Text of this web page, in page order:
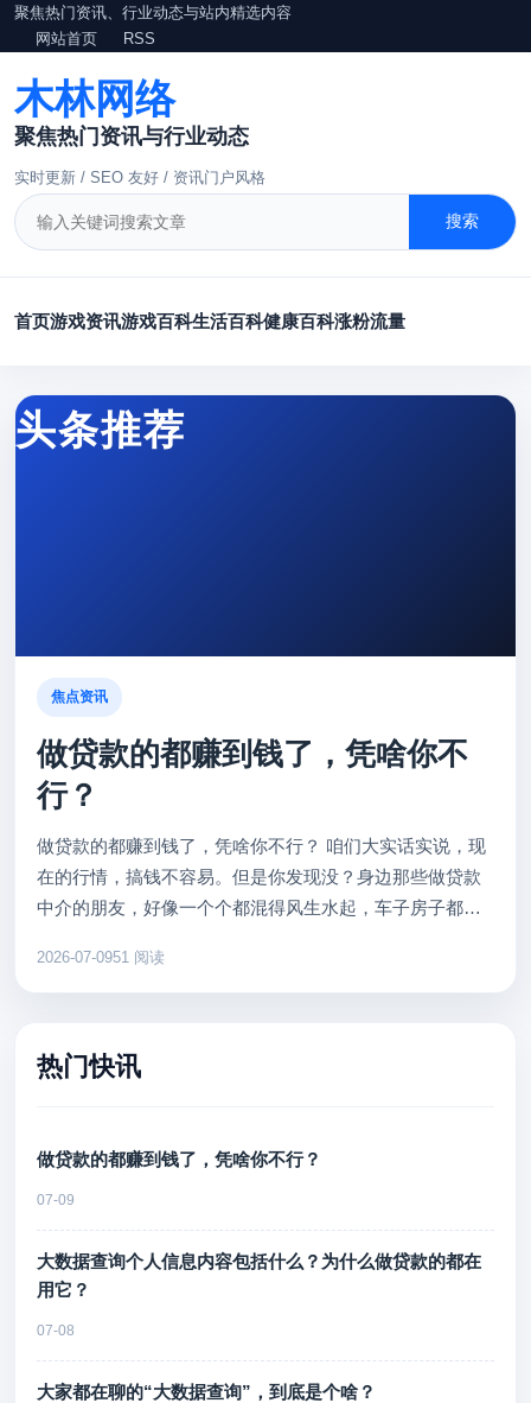
聚焦热门资讯、行业动态与站内精选内容
网站首页
RSS
木林网络
聚焦热门资讯与行业动态
实时更新 / SEO 友好 / 资讯门户风格
搜索
首页游戏资讯游戏百科生活百科健康百科涨粉流量
头条推荐
焦点资讯
做贷款的都赚到钱了，凭啥你不
行？
做贷款的都赚到钱了，凭啥你不行？ 咱们大实话实说，现
在的行情，搞钱不容易。但是你发现没？身边那些做贷款
中介的朋友，好像一个个都混得风生水起，车子房子都换
字：信息差。 很多...
2026-07-0951 阅读
热门快讯
做贷款的都赚到钱了，凭啥你不行？
07-09
大数据查询个人信息内容包括什么？为什么做贷款的都在
用它？
07-08
大家都在聊的“大数据查询”，到底是个啥？